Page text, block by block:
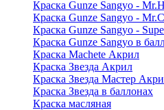
Краска Gunze Sangyo -
Краска Gunze Sangyo -
Краска Gunze Sangyo -
Краска Gunze Sangyo в
Краска Machete Акрил
Краска Звезда Акрил
Краска Звезда Мастер
Краска Звезда в баллонах
Краска масляная